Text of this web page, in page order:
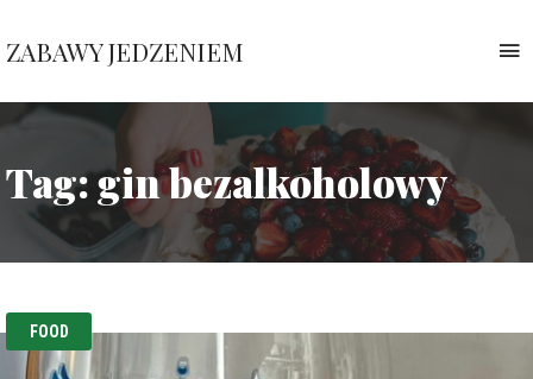
ZABAWY JEDZENIEM
Nawrockiej
Tag:gin bezalkoholowy
FOOD